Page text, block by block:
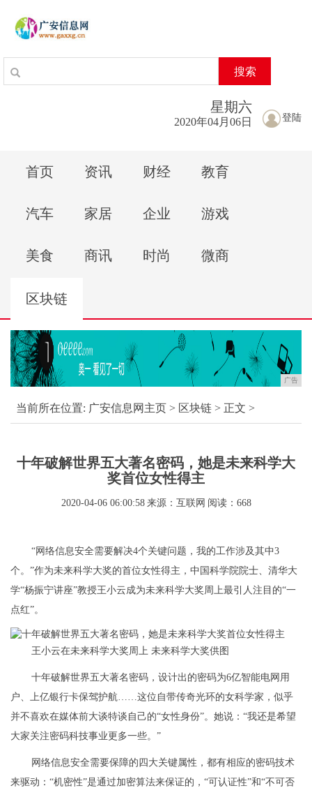
搜索
登陆
星期六
2020年04月06日
首页 资讯 财经 教育
汽车 家居 企业 游戏
美食 商讯 时尚 微商
区块链
广告
当前所在位置: 广安信息网主页 > 区块链 > 正文 >
十年破解世界五大著名密码，她是未来科学大
奖首位女性得主
2020-04-06 06:00:58 来源：互联网 阅读：668
“网络信息安全需要解决4个关键问题，我的工作涉及其中3
个。”作为未来科学大奖的首位女性得主，中国科学院院士、清华大
学“杨振宁讲座”教授王小云成为未来科学大奖周上最引人注目的“一
点红”。
王小云在未来科学大奖周上 未来科学大奖供图
十年破解世界五大著名密码，设计出的密码为6亿智能电网用
户、上亿银行卡保驾护航……这位自带传奇光环的女科学家，似乎
并不喜欢在媒体前大谈特谈自己的“女性身份”。她说：“我还是希望
大家关注密码科技事业更多一些。”
网络信息安全需要保障的四大关键属性，都有相应的密码技术
来驱动：“机密性”是通过加密算法来保证的，“可认证性”和“不可否